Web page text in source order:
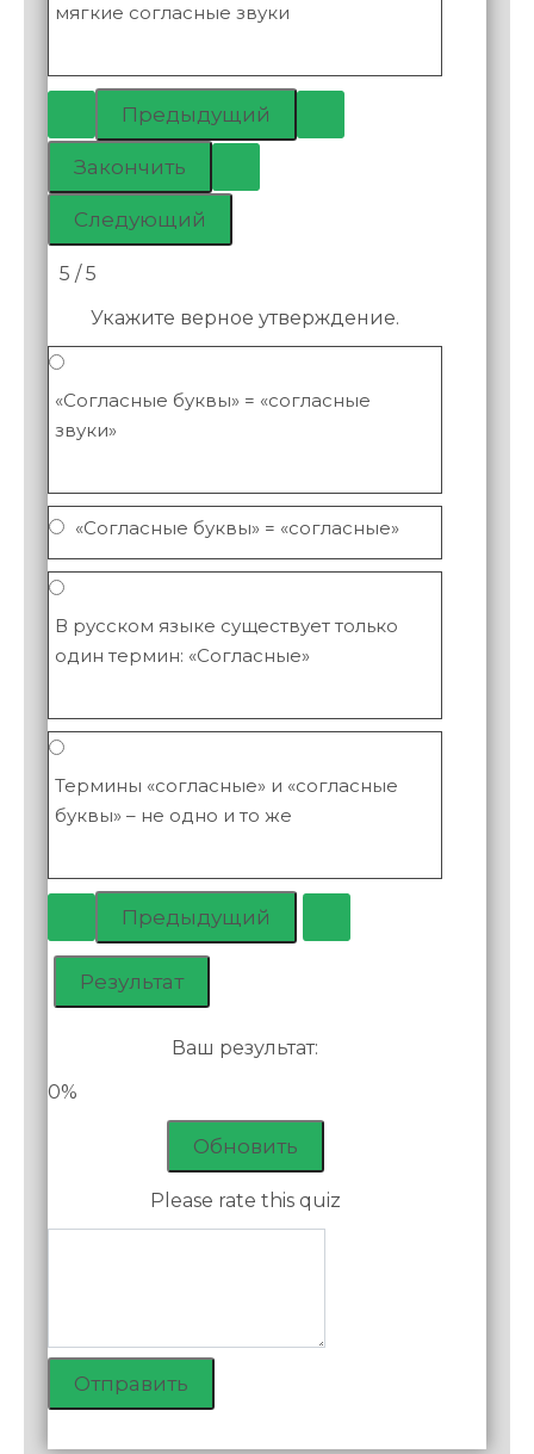
мягкие согласные звуки
5 / 5
Укажите верное утверждение.
«Согласные буквы» = «согласные
звуки»
«Согласные буквы» = «согласные»
В русском языке существует только
один термин: «Согласные»
Термины «согласные» и «согласные
буквы» – не одно и то же
Ваш результат:
0%
Обновить
Please rate this quiz
Отправить